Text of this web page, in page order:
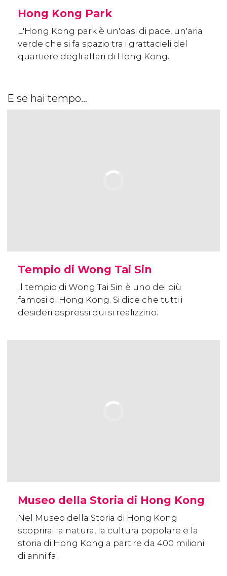
Hong Kong Park
L'Hong Kong park è un'oasi di pace, un'aria
verde che si fa spazio tra i grattacieli del
quartiere degli affari di Hong Kong.
E se hai tempo...
Tempio di Wong Tai Sin
Il tempio di Wong Tai Sin è uno dei più
famosi di Hong Kong. Si dice che tutti i
desideri espressi qui si realizzino.
Museo della Storia di Hong Kong
Nel Museo della Storia di Hong Kong
scoprirai la natura, la cultura popolare e la
storia di Hong Kong a partire da 400 milioni
di anni fa.